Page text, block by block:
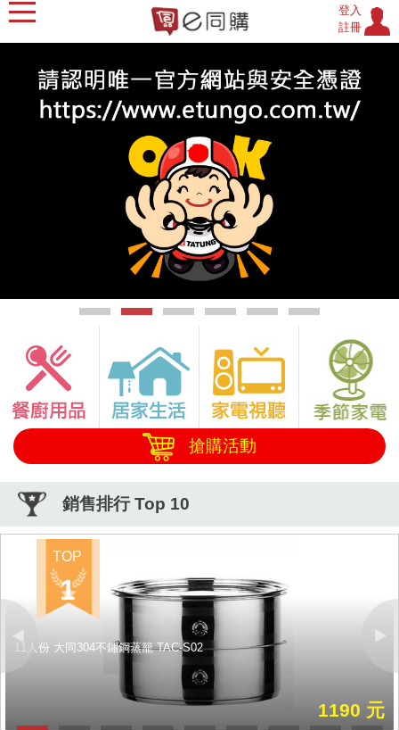
登入
註冊
搶購活動
銷售排行 Top 10
TOP
1
11人份 大同304不鏽鋼蒸籠 TAC-S02
1190 元
Next